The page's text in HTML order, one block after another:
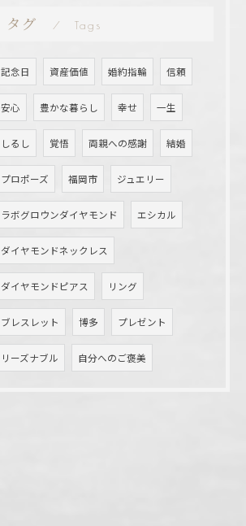
タグ Tags
記念日 資産価値 婚約指輪 信頼
安心 豊かな暮らし 幸せ 一生
しるし 覚悟 両親への感謝 結婚
プロポーズ 福岡市 ジュエリー
ラボグロウンダイヤモンド エシカル
ダイヤモンドネックレス
ダイヤモンドピアス リング
ブレスレット 博多 プレゼント
リーズナブル 自分へのご褒美